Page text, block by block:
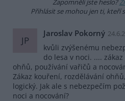
Zapomněli jste heslo?
Přihlásit se mohou jen ti, kteří
JP
Jaroslav Pokorný
kvůli zvýšenému
do lesa v noci. ....
ohňů, používání vařičů a
Zákaz kouření, rozdělávání
logický. Jak ale s nebezpečím
noci a nocování?